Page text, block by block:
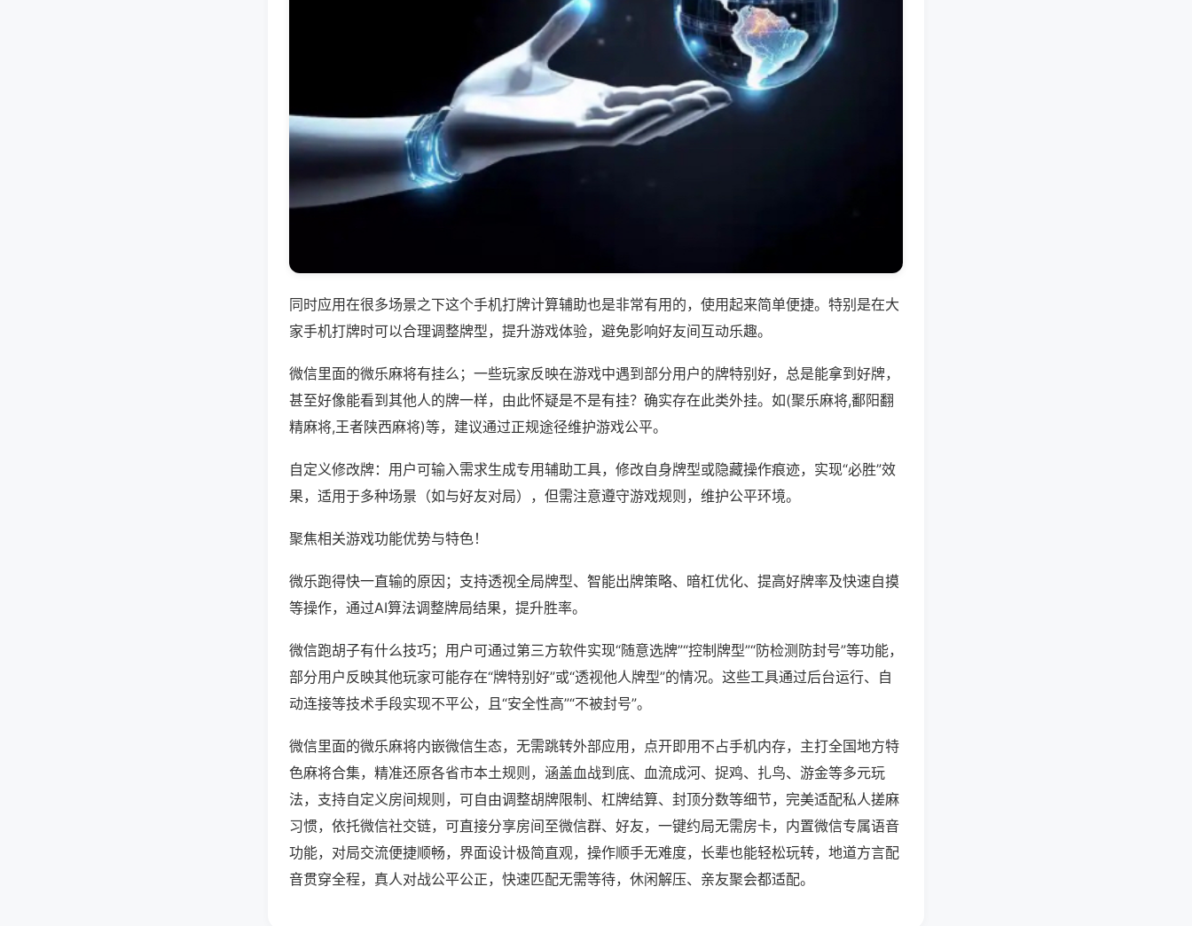
同时应用在很多场景之下这个手机打牌计算辅助也是非常有用的，使用起来简单便捷。特别是在大
家手机打牌时可以合理调整牌型，提升游戏体验，避免影响好友间互动乐趣。
微信里面的微乐麻将有挂么；一些玩家反映在游戏中遇到部分用户的牌特别好，总是能拿到好牌，
甚至好像能看到其他人的牌一样，由此怀疑是不是有挂？确实存在此类外挂。如(聚乐麻将,鄱阳翻
精麻将,王者陕西麻将)等，建议通过正规途径维护游戏公平。
自定义修改牌：用户可输入需求生成专用辅助工具，修改自身牌型或隐藏操作痕迹，实现“必胜”效
果，适用于多种场景（如与好友对局），但需注意遵守游戏规则，维护公平环境。
聚焦相关游戏功能优势与特色！
微乐跑得快一直输的原因；支持透视全局牌型、智能出牌策略、暗杠优化、提高好牌率及快速自摸
等操作，通过AI算法调整牌局结果，提升胜率。
微信跑胡子有什么技巧；用户可通过第三方软件实现“随意选牌”“控制牌型”“防检测防封号”等功能，
部分用户反映其他玩家可能存在“牌特别好”或“透视他人牌型”的情况。这些工具通过后台运行、自
动连接等技术手段实现不平公，且“安全性高”“不被封号”。
微信里面的微乐麻将内嵌微信生态，无需跳转外部应用，点开即用不占手机内存，主打全国地方特
色麻将合集，精准还原各省市本土规则，涵盖血战到底、血流成河、捉鸡、扎鸟、游金等多元玩
法，支持自定义房间规则，可自由调整胡牌限制、杠牌结算、封顶分数等细节，完美适配私人搓麻
习惯，依托微信社交链，可直接分享房间至微信群、好友，一键约局无需房卡，内置微信专属语音
功能，对局交流便捷顺畅，界面设计极简直观，操作顺手无难度，长辈也能轻松玩转，地道方言配
音贯穿全程，真人对战公平公正，快速匹配无需等待，休闲解压、亲友聚会都适配。